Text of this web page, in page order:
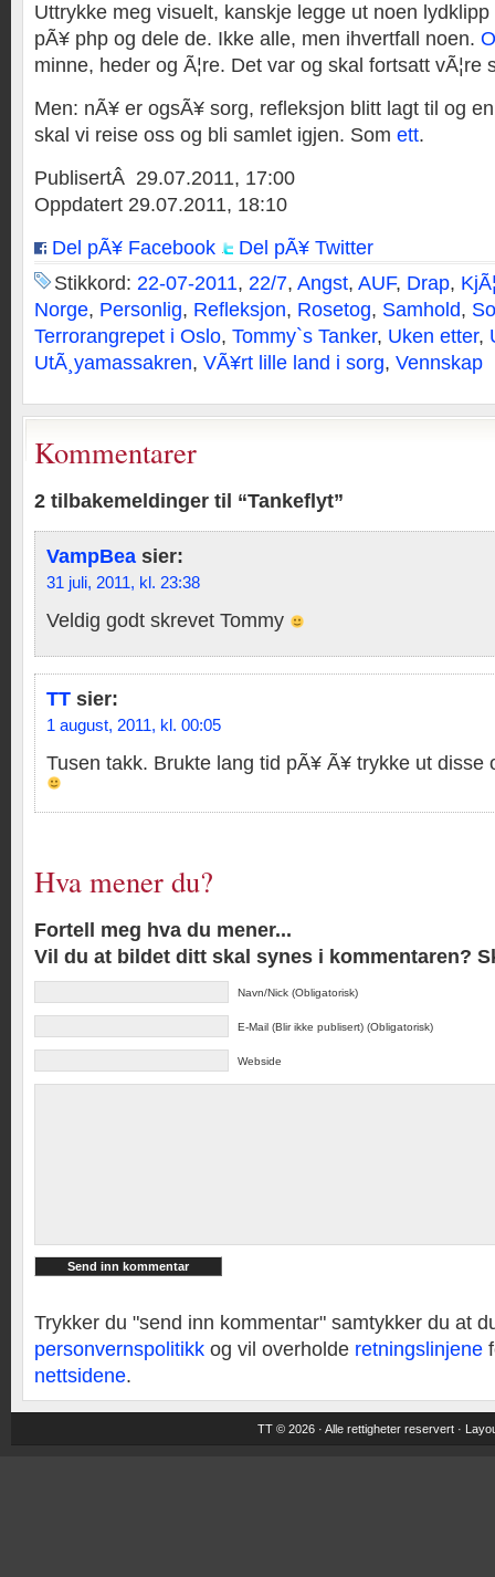
Uttrykke meg visuelt, kanskje legge ut noen
pÃ¥ php og dele de. Ikke alle, men ihvertfall noen.
minne, heder og Ã¦re. Det var og skal fortsatt vÃ¦re
Men: nÃ¥ er ogsÃ¥ sorg, refleksjon blitt lagt til og
skal vi reise oss og bli samlet igjen. Som ett.
PublisertÂ 29.07.2011, 17:00
Oppdatert 29.07.2011, 18:10
Del pÃ¥ Facebook
Del pÃ¥ Twitter
Stikkord: 22-07-2011, 22/7, Angst, AUF, Drap,
Norge, Personlig, Refleksjon, Rosetog, Samhold,
Terrorangrepet i Oslo, Tommy`s Tanker, Uken etter,
UtÃ¸yamassakren, VÃ¥rt lille land i sorg, Vennskap
Kommentarer
2 tilbakemeldinger til “Tankeflyt”
VampBea sier:
31 juli, 2011, kl. 23:38
Veldig godt skrevet Tommy
TT sier:
1 august, 2011, kl. 00:05
Tusen takk. Brukte lang tid pÃ¥ Ã¥ trykke ut disse
Hva mener du?
Fortell meg hva du mener...
Vil du at bildet ditt skal synes i kommentaren?
Navn/Nick (Obligatorisk)
E-Mail (Blir ikke publisert) (Obligatorisk)
Webside
Trykker du "send inn kommentar" samtykker du at
personvernspolitikk og vil overholde retningslinjene
nettsidene.
TT © 2026 · Alle rettigheter reservert ·